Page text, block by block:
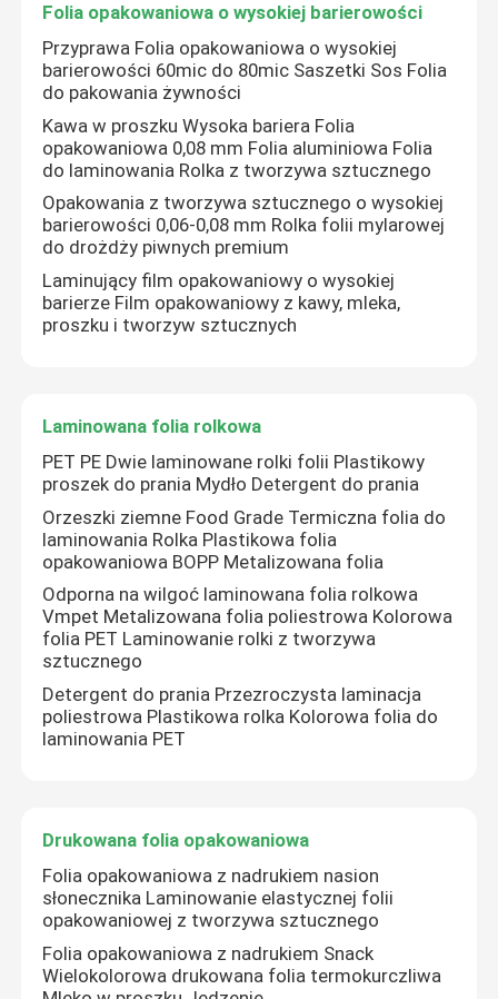
Do domu
Produkty
O nas
Folia opakowaniowa o wysokiej barierowości
Przyprawa Folia opakowaniowa o wysokiej
barierowości 60mic do 80mic Saszetki Sos Folia
do pakowania żywności
Kawa w proszku Wysoka bariera Folia
opakowaniowa 0,08 mm Folia aluminiowa Folia
do laminowania Rolka z tworzywa sztucznego
Opakowania z tworzywa sztucznego o wysokiej
barierowości 0,06-0,08 mm Rolka folii mylarowej
do drożdży piwnych premium
Laminujący film opakowaniowy o wysokiej
barierze Film opakowaniowy z kawy, mleka,
proszku i tworzyw sztucznych
Laminowana folia rolkowa
PET PE Dwie laminowane rolki folii Plastikowy
proszek do prania Mydło Detergent do prania
Orzeszki ziemne Food Grade Termiczna folia do
laminowania Rolka Plastikowa folia
opakowaniowa BOPP Metalizowana folia
Odporna na wilgoć laminowana folia rolkowa
Vmpet Metalizowana folia poliestrowa Kolorowa
folia PET Laminowanie rolki z tworzywa
sztucznego
Detergent do prania Przezroczysta laminacja
poliestrowa Plastikowa rolka Kolorowa folia do
laminowania PET
Drukowana folia opakowaniowa
Folia opakowaniowa z nadrukiem nasion
słonecznika Laminowanie elastycznej folii
opakowaniowej z tworzywa sztucznego
Folia opakowaniowa z nadrukiem Snack
Wielokolorowa drukowana folia termokurczliwa